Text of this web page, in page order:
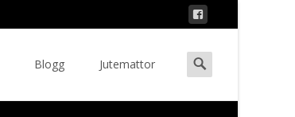
Blogg Jutemattor
Search
for: